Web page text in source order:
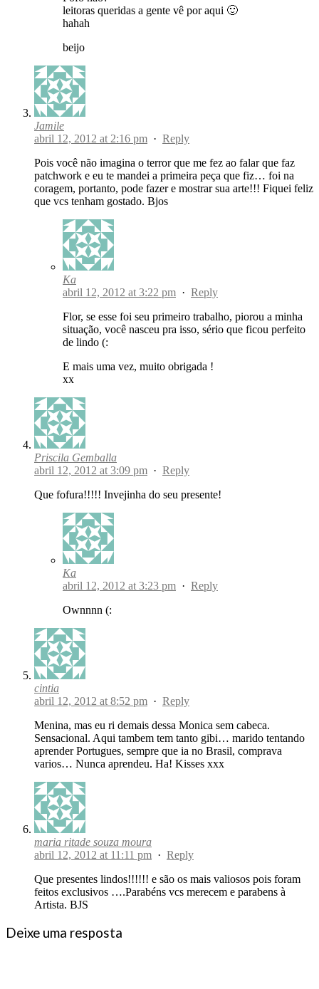
leitoras queridas a gente vê por aqui 🙂
hahah
beijo
Jamile
abril 12, 2012 at 2:16 pm · Reply
Pois você não imagina o terror que me fez ao falar que faz
patchwork e eu te mandei a primeira peça que fiz… foi na
coragem, portanto, pode fazer e mostrar sua arte!!! Fiquei feliz
que vcs tenham gostado. Bjos
Ka
abril 12, 2012 at 3:22 pm · Reply
Flor, se esse foi seu primeiro trabalho, piorou a minha
situação, você nasceu pra isso, sério que ficou perfeito
de lindo (:
E mais uma vez, muito obrigada !
xx
Priscila Gemballa
abril 12, 2012 at 3:09 pm · Reply
Que fofura!!!!! Invejinha do seu presente!
Ka
abril 12, 2012 at 3:23 pm · Reply
Ownnnn (:
cintia
abril 12, 2012 at 8:52 pm · Reply
Menina, mas eu ri demais dessa Monica sem cabeca.
Sensacional. Aqui tambem tem tanto gibi… marido tentando
aprender Portugues, sempre que ia no Brasil, comprava
varios… Nunca aprendeu. Ha! Kisses xxx
maria ritade souza moura
abril 12, 2012 at 11:11 pm · Reply
Que presentes lindos!!!!!! e são os mais valiosos pois foram
feitos exclusivos ….Parabéns vcs merecem e parabens à
Artista. BJS
Deixe uma resposta